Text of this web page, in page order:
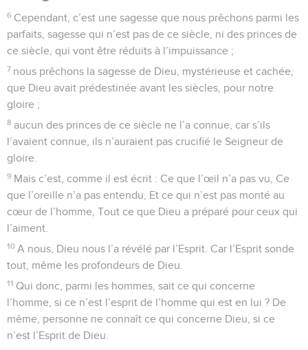
6 Cependant, c’est une sagesse que nous prêchons parmi les
parfaits, sagesse qui n’est pas de ce siècle, ni des princes de
ce siècle, qui vont être réduits à l’impuissance ;
7 nous prêchons la sagesse de Dieu, mystérieuse et cachée,
que Dieu avait prédestinée avant les siècles, pour notre
gloire ;
8 aucun des princes de ce siècle ne l’a connue, car s’ils
l’avaient connue, ils n’auraient pas crucifié le Seigneur de
gloire.
9 Mais c’est, comme il est écrit : Ce que l’œil n’a pas vu, Ce
que l’oreille n’a pas entendu, Et ce qui n’est pas monté au
cœur de l’homme, Tout ce que Dieu a préparé pour ceux qui
l’aiment.
10 A nous, Dieu nous l’a révélé par l’Esprit. Car l’Esprit sonde
tout, même les profondeurs de Dieu.
11 Qui donc, parmi les hommes, sait ce qui concerne
l’homme, si ce n’est l’esprit de l’homme qui est en lui ? De
même, personne ne connaît ce qui concerne Dieu, si ce
n’est l’Esprit de Dieu.